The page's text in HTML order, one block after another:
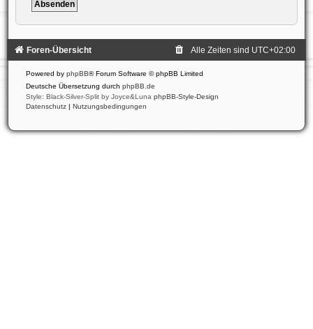
Foren-Übersicht Alle Zeiten sind UTC+02:00
Powered by phpBB® Forum Software © phpBB Limited
Deutsche Übersetzung durch phpBB.de
Style: Black-Silver-Split by Joyce&Luna phpBB-Style-Design
Datenschutz | Nutzungsbedingungen